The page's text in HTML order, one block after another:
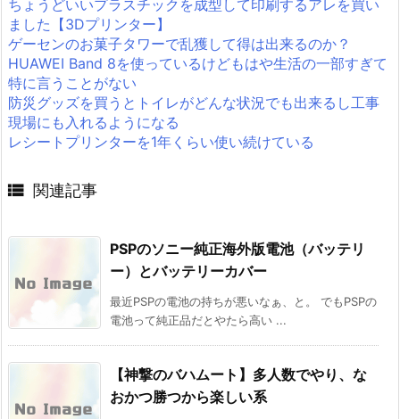
ちょうどいいプラスチックを成型して印刷するアレを買い
ました【3Dプリンター】
ゲーセンのお菓子タワーで乱獲して得は出来るのか？
HUAWEI Band 8を使っているけどもはや生活の一部すぎて
特に言うことがない
防災グッズを買うとトイレがどんな状況でも出来るし工事
現場にも入れるようになる
レシートプリンターを1年くらい使い続けている
 関連記事
PSPのソニー純正海外版電池（バッテリ
ー）とバッテリーカバー
最近PSPの電池の持ちが悪いなぁ、と。 でもPSPの
電池って純正品だとやたら高い ...
【神撃のバハムート】多人数でやり、な
おかつ勝つから楽しい系